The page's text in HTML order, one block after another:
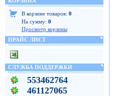
В корзине товаров: 0
На сумму: 0
Просмотр корзины
ПРАЙС ЛИСТ
СЛУЖБА ПОДДЕРЖКИ
553462764
461127065